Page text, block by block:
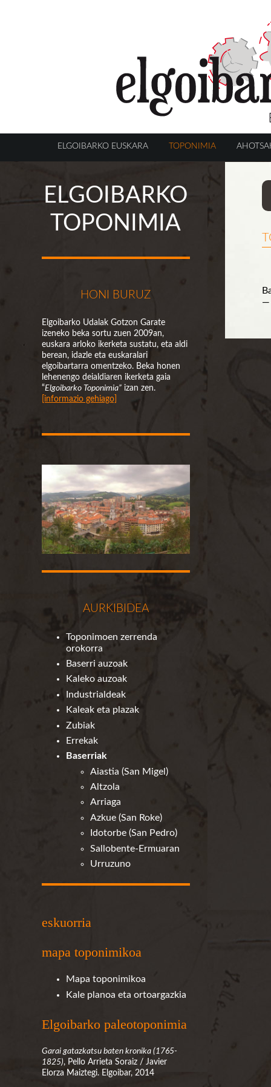
ELGOIBARKO EUSKARA TOPONIMIA
ELGOIBARKO
TOPONIMIA
HONI BURUZ
Elgoibarko Udalak Gotzon Garate
izeneko beka sortu zuen 2009an,
euskara arloko ikerketa sustatu, eta aldi
berean, idazle eta euskaralari
elgoibartarra omentzeko. Beka honen
lehenengo deialdiaren ikerketa gaia
“Elgoibarko Toponimia”izan zen.
[informazio gehiago]
AURKIBIDEA
Toponimoen zerrenda
orokorra
Baserri auzoak
Kaleko auzoak
Industrialdeak
Kaleak eta plazak
Zubiak
Errekak
Baserriak
Aiastia (San Migel)
Altzola
Arriaga
Azkue (San Roke)
Idotorbe (San Pedro)
Sallobente-Ermuaran
Urruzuno
eskuorria
mapa toponimikoa
Mapa toponimikoa
Kale planoa eta ortoargazkia
Elgoibarko paleotoponimia
Garai gatazkatsu baten kronika (1765-
1825), Pello Arrieta Soraiz / Javier
Elorza Maiztegi. Elgoibar, 2014
—